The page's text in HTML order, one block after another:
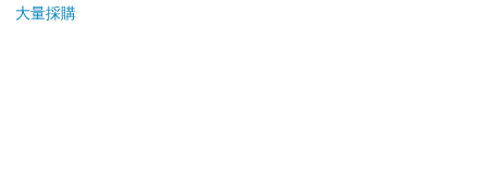
辦理退換貨時，商品（組合商品恕無法接受單獨退貨）必須
大量採購